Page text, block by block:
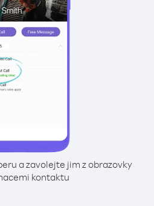
a zavolejte jim z obrazovky
kontaktu